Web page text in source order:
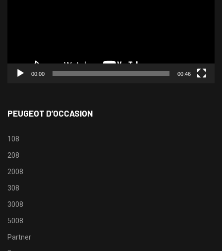
00:00 00:46
PEUGEOT D’OCCASION
108
208
2008
308
3008
5008
Partner